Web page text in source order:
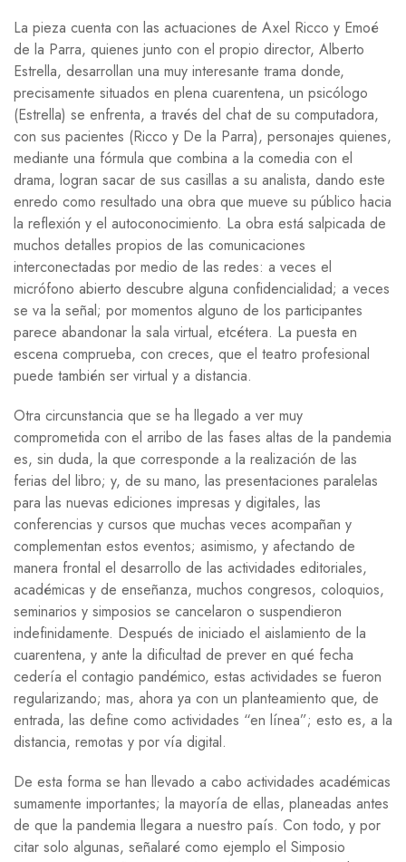
La pieza cuenta con las actuaciones de Axel Ricco y Emoé
de la Parra, quienes junto con el propio director, Alberto
Estrella, desarrollan una muy interesante trama donde,
precisamente situados en plena cuarentena, un psicólogo
(Estrella) se enfrenta, a través del chat de su computadora,
con sus pacientes (Ricco y De la Parra), personajes quienes,
mediante una fórmula que combina a la comedia con el
drama, logran sacar de sus casillas a su analista, dando este
enredo como resultado una obra que mueve su público hacia
la reflexión y el autoconocimiento. La obra está salpicada de
muchos detalles propios de las comunicaciones
interconectadas por medio de las redes: a veces el
micrófono abierto descubre alguna confidencialidad; a veces
se va la señal; por momentos alguno de los participantes
parece abandonar la sala virtual, etcétera. La puesta en
escena comprueba, con creces, que el teatro profesional
puede también ser virtual y a distancia.
Otra circunstancia que se ha llegado a ver muy
comprometida con el arribo de las fases altas de la pandemia
es, sin duda, la que corresponde a la realización de las
ferias del libro; y, de su mano, las presentaciones paralelas
para las nuevas ediciones impresas y digitales, las
conferencias y cursos que muchas veces acompañan y
complementan estos eventos; asimismo, y afectando de
manera frontal el desarrollo de las actividades editoriales,
académicas y de enseñanza, muchos congresos, coloquios,
seminarios y simposios se cancelaron o suspendieron
indefinidamente. Después de iniciado el aislamiento de la
cuarentena, y ante la dificultad de prever en qué fecha
cedería el contagio pandémico, estas actividades se fueron
regularizando; mas, ahora ya con un planteamiento que, de
entrada, las define como actividades “en línea”; esto es, a la
distancia, remotas y por vía digital.
De esta forma se han llevado a cabo actividades académicas
sumamente importantes; la mayoría de ellas, planeadas antes
de que la pandemia llegara a nuestro país. Con todo, y por
citar solo algunas, señalaré como ejemplo el Simposio